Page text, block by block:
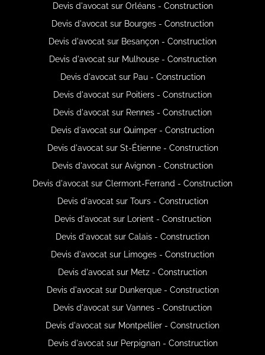
Devis d'avocat sur Orléans - Construction
Devis d'avocat sur Bourges - Construction
Devis d'avocat sur Besançon - Construction
Devis d'avocat sur Mulhouse - Construction
Devis d'avocat sur Pau - Construction
Devis d'avocat sur Poitiers - Construction
Devis d'avocat sur Rennes - Construction
Devis d'avocat sur Quimper - Construction
Devis d'avocat sur St-Étienne - Construction
Devis d'avocat sur Avignon - Construction
Devis d'avocat sur Clermont-Ferrand - Construction
Devis d'avocat sur Tours - Construction
Devis d'avocat sur Lorient - Construction
Devis d'avocat sur Calais - Construction
Devis d'avocat sur Limoges - Construction
Devis d'avocat sur Metz - Construction
Devis d'avocat sur Dunkerque - Construction
Devis d'avocat sur Vannes - Construction
Devis d'avocat sur Montpellier - Construction
Devis d'avocat sur Perpignan - Construction